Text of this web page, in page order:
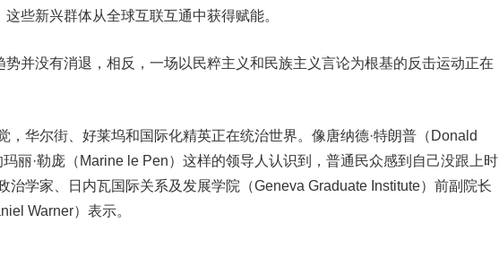
些新兴群体从全球互联互通中获得赋能。
没有消退，相反，一场以民粹主义和民族主义言论为根基的反击运动正在
华尔街、好莱坞和国际化精英正在统治世界。像唐纳德·特朗普（Donald
丽·勒庞（Marine le Pen）这样的领导人认识到，普通民众感到自己没跟上时
治学家、日内瓦国际关系及发展学院（Geneva Graduate Institute）前副院长
Warner）表示。